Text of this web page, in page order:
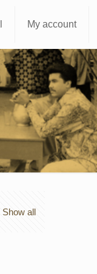
My account
Show all